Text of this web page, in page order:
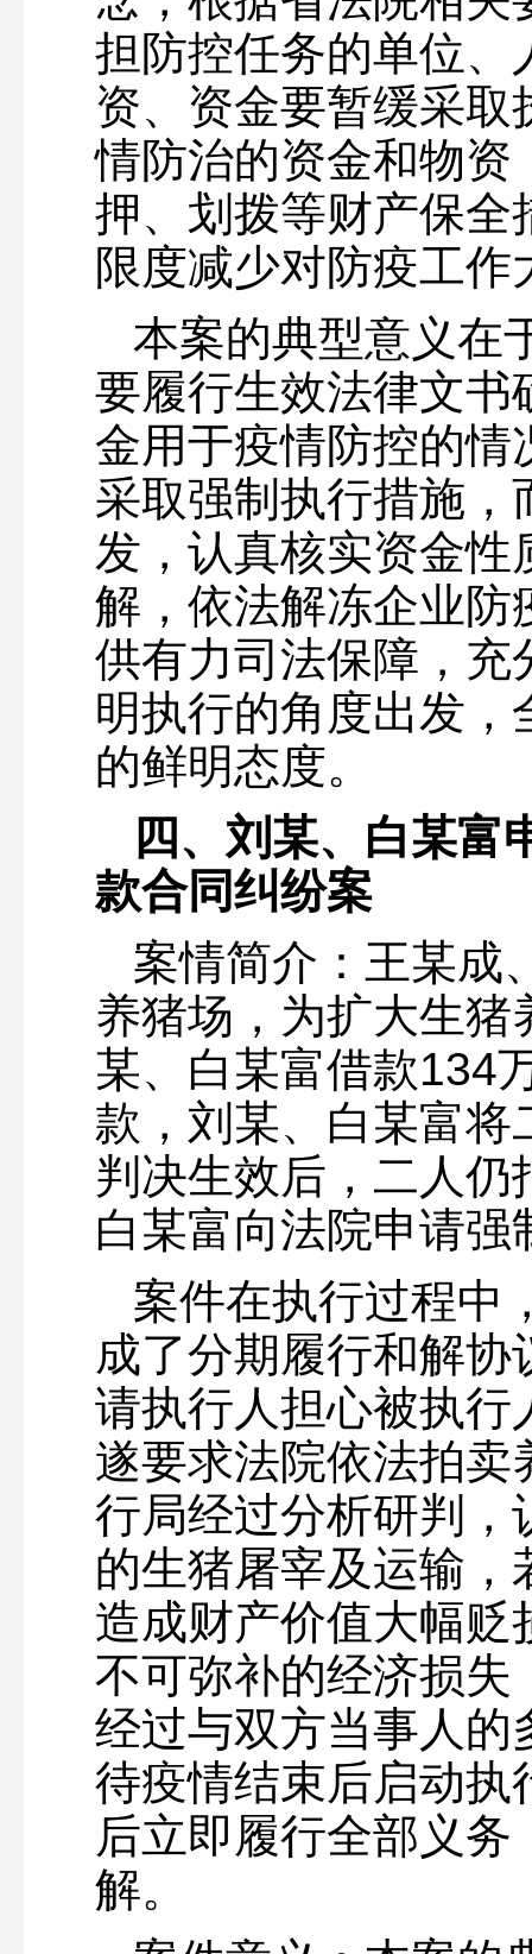
担防控任务的单位、
资、资金要暂缓采
情防治的资金和物资
押、划拨等财产保全
限度减少对防疫工
本案的典型意义在
要履行生效法律文书
金用于疫情防控的情
采取强制执行措施，
发，认真核实资金性
解，依法解冻企业防
供有力司法保障，充
明执行的角度出发
的鲜明态度。
四、刘某、白某富
款合同纠纷案
案情简介：王某成
养猪场，为扩大生
某、白某富借款134
款，刘某、白某富将
判决生效后，二人
白某富向法院申请强
案件在执行过程中
成了分期履行和解
请执行人担心被执行
遂要求法院依法拍卖
行局经过分析研判，
的生猪屠宰及运输
造成财产价值大幅贬
不可弥补的经济损失
经过与双方当事人的
待疫情结束后启动执
后立即履行全部义
解。